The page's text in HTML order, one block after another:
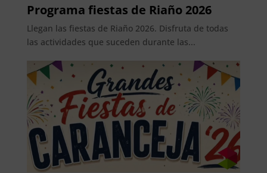
Programa fiestas de Riaño 2026
Llegan las fiestas de Riaño 2026. Disfruta de todas
las actividades que suceden durante las...